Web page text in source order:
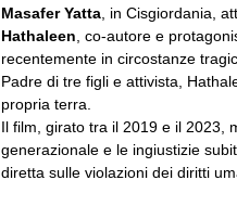
Masafer Yatta , in Cisgiordania,
Hathaleen , co-autore e
recentemente in circostanze
Padre di tre figli e attivista,
propria terra.
Il film, girato tra il 2019 e il 2023,
generazionale e le ingiustizie
diretta sulle violazioni dei diritti